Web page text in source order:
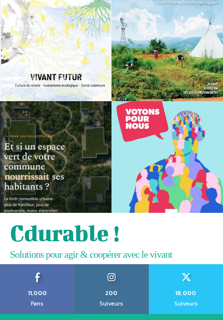
Cdurable !
Solutions pour agir & coopérer avec le vivant
11,000
Fans
200
Suiveurs
18,000
Suiveurs